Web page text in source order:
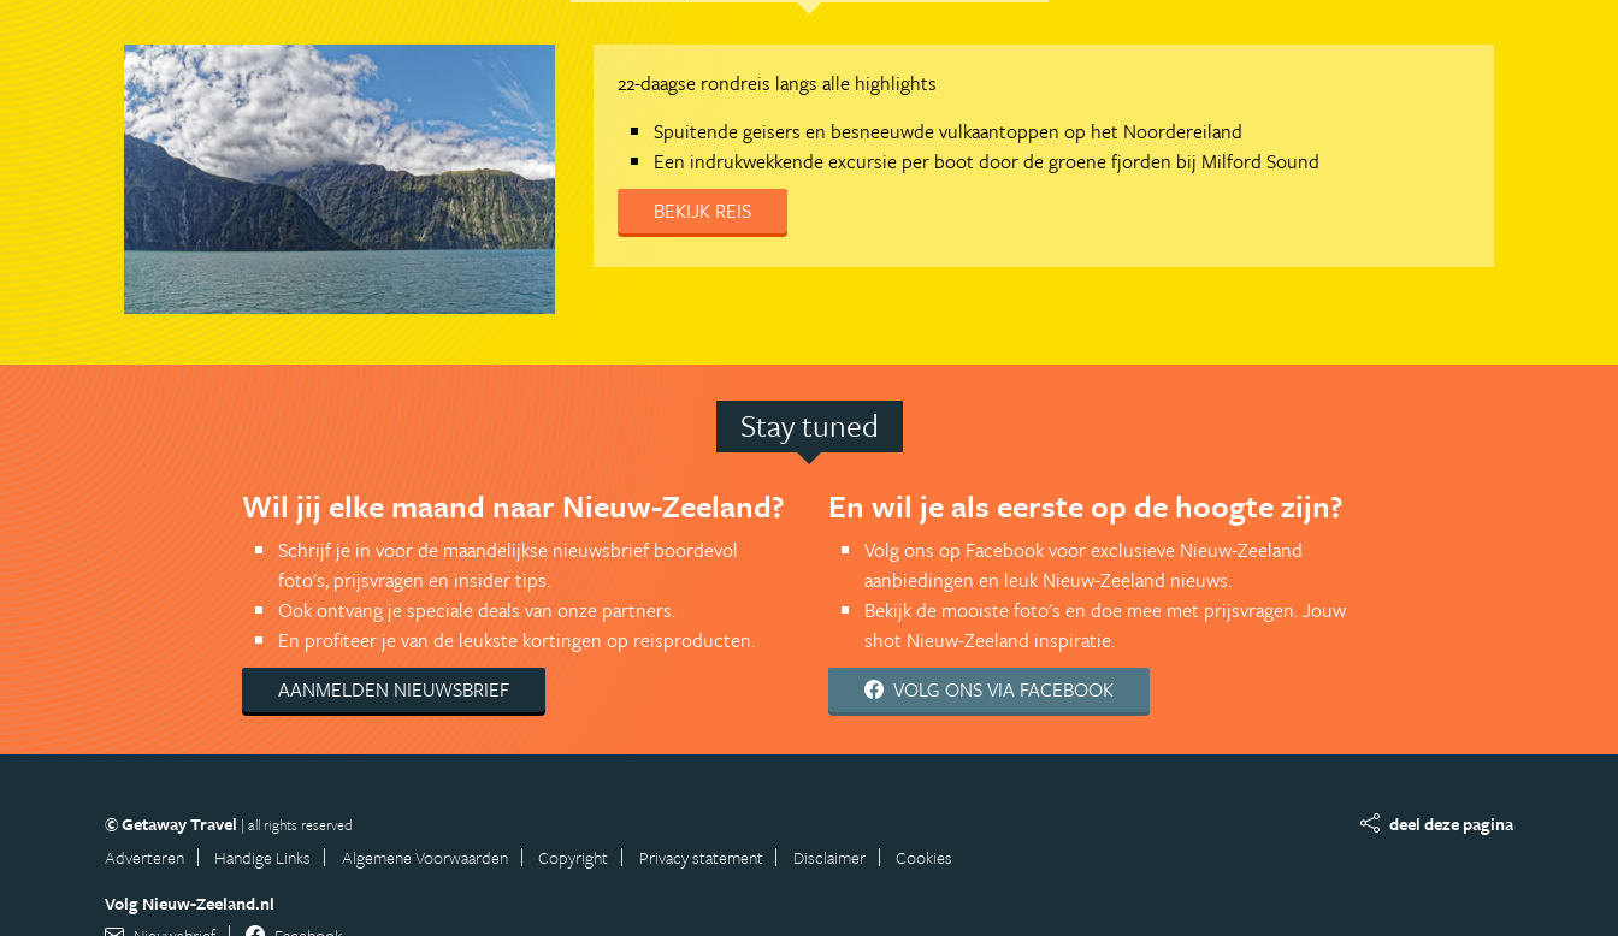
22-daagse rondreis langs alle highlights
Spuitende geisers en besneeuwde vulkaantoppen op het Noordereiland
Een indrukwekkende excursie per boot door de groene fjorden bij Milford Sound
BEKIJK REIS
Stay tuned
Wil jij elke maand naar Nieuw-Zeeland?
Schrijf je in voor de maandelijkse nieuwsbrief boordevol
foto's, prijsvragen en insider tips.
Ook ontvang je speciale deals van onze partners.
En profiteer je van de leukste kortingen op reisproducten.
AANMELDEN NIEUWSBRIEF
En wil je als eerste op de hoogte zijn?
Volg ons op Facebook voor exclusieve Nieuw-Zeeland
aanbiedingen en leuk Nieuw-Zeeland nieuws.
Bekijk de mooiste foto's en doe mee met prijsvragen. Jouw
shot Nieuw-Zeeland inspiratie.
VOLG ONS VIA FACEBOOK
deel deze pagina
© Getaway Travel | all rights reserved
Adverteren Handige Links Algemene Voorwaarden Copyright Privacy statement Disclaimer
Cookies
Volg Nieuw-Zeeland.nl